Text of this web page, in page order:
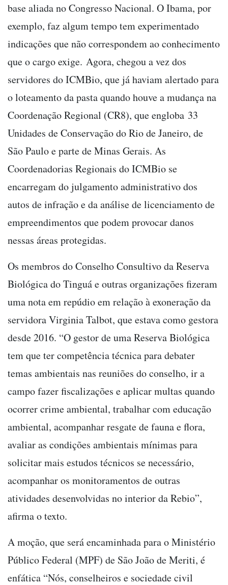
base aliada no Congresso Nacional. O Ibama, por
exemplo, faz algum tempo tem experimentado
indicações que não correspondem ao conhecimento
que o cargo exige. Agora, chegou a vez dos
servidores do ICMBio, que já haviam alertado para
o loteamento da pasta quando houve a mudança na
Coordenação Regional (CR8), que engloba 33
Unidades de Conservação do Rio de Janeiro, de
São Paulo e parte de Minas Gerais. As
Coordenadorias Regionais do ICMBio se
encarregam do julgamento administrativo dos
autos de infração e da análise de licenciamento de
empreendimentos que podem provocar danos
nessas áreas protegidas.
Os membros do Conselho Consultivo da Reserva
Biológica do Tinguá e outras organizações fizeram
uma nota em repúdio em relação à exoneração da
servidora Virginia Talbot, que estava como gestora
desde 2016. “O gestor de uma Reserva Biológica
tem que ter competência técnica para debater
temas ambientais nas reuniões do conselho, ir a
campo fazer fiscalizações e aplicar multas quando
ocorrer crime ambiental, trabalhar com educação
ambiental, acompanhar resgate de fauna e flora,
avaliar as condições ambientais mínimas para
solicitar mais estudos técnicos se necessário,
acompanhar os monitoramentos de outras
atividades desenvolvidas no interior da Rebio”,
afirma o texto.
A moção, que será encaminhada para o Ministério
Público Federal (MPF) de São João de Meriti, é
enfática “Nós, conselheiros e sociedade civil